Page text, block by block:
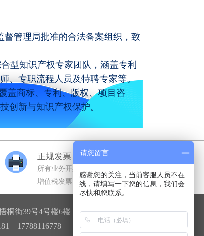
管理局批准的合法备案组织，致
知识产权专家团队，涵盖专利
、专职流程人员及特聘专家等。
盖商标、专利、版权、项目咨
创新与知识产权保护。
正规发票
所有业务开具全额正规机打
增值税发票
桐街39号4号楼6楼
17788116778
请您留言
感谢您的关注，当前客服人员不在
线，请填写一下您的信息，我们会
尽快和您联系。